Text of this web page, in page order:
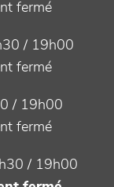
fermé
/ 19h00
fermé
/ 19h00
fermé
/ 19h00